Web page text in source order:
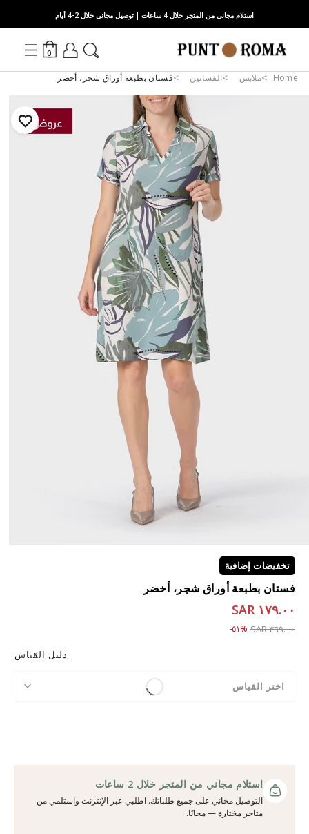
استلام مجاني من المتجر خلال 4 ساعات | توصيل مجاني خلال 2-4 أيام
0
Home ملابس الفساتين فستان بطبعة أوراق شجر، أخضر
تخفيضات إضافية
فستان بطبعة أوراق شجر، أخضر
١٧٩.٠٠ SAR
Price reduced from
٣٦٩.٠٠ SAR to ١٧٩.٠٠ SAR%٥١-
دليل القياس
اختر القياس
استلام مجاني من المتجر خلال 2 ساعات
التوصيل مجاني على جميع طلباتك. اطلبي عبر الإنترنت واستلمي من
متاجر مختارة — مجانًا.